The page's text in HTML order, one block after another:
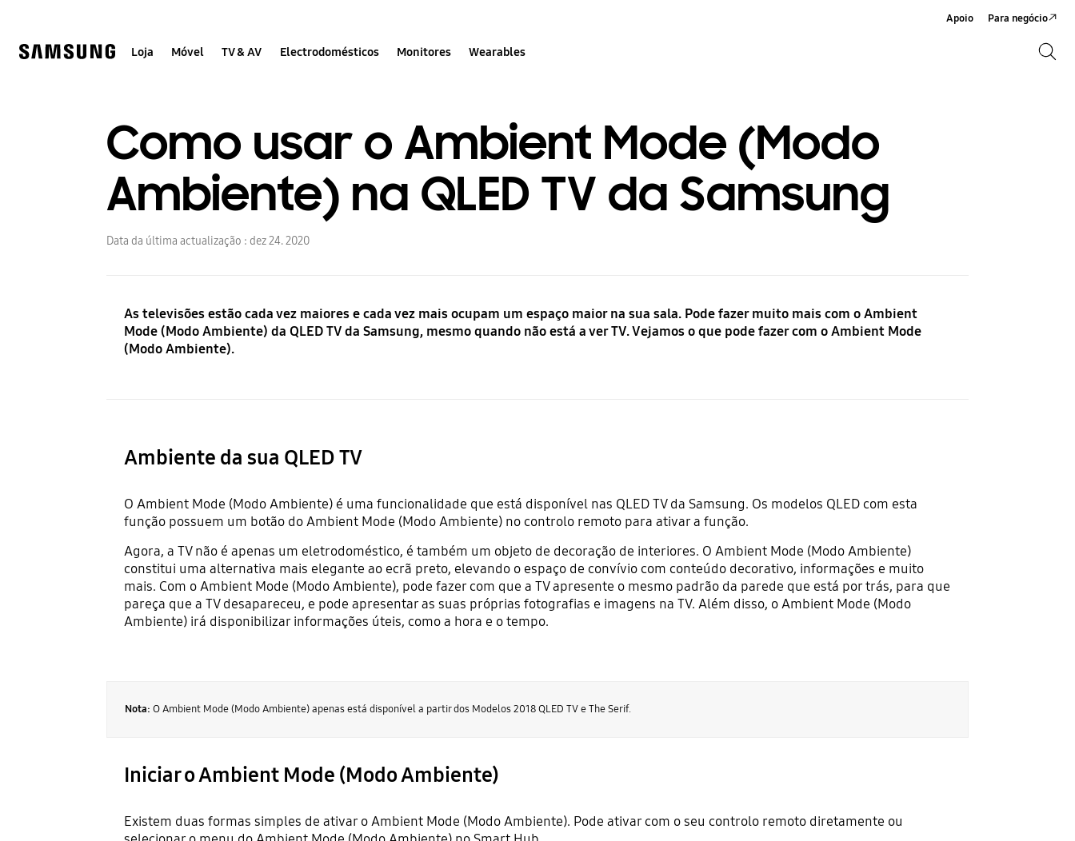
help
Loja Móvel TV & AV Electrodomésticos Monitores Wearables
Apoio Para negócio
Como usar o Ambient Mode (Modo
Ambiente) na QLED TV da Samsung
Data da última actualização : dez 24. 2020
As televisões estão cada vez maiores e cada vez mais ocupam um espaço maior na sua sala. Pode fazer muito mais com o Ambient
Mode (Modo Ambiente) da QLED TV da Samsung, mesmo quando não está a ver TV. Vejamos o que pode fazer com o Ambient Mode
(Modo Ambiente).
Ambiente da sua QLED TV
O Ambient Mode (Modo Ambiente) é uma funcionalidade que está disponível nas QLED TV da Samsung. Os modelos QLED com esta
função possuem um botão do Ambient Mode (Modo Ambiente) no controlo remoto para ativar a função.
Agora, a TV não é apenas um eletrodoméstico, é também um objeto de decoração de interiores. O Ambient Mode (Modo Ambiente)
constitui uma alternativa mais elegante ao ecrã preto, elevando o espaço de convívio com conteúdo decorativo, informações e muito
mais. Com o Ambient Mode (Modo Ambiente), pode fazer com que a TV apresente o mesmo padrão da parede que está por trás, para que
pareça que a TV desapareceu, e pode apresentar as suas próprias fotografias e imagens na TV. Além disso, o Ambient Mode (Modo
Ambiente) irá disponibilizar informações úteis, como a hora e o tempo.
Nota: O Ambient Mode (Modo Ambiente) apenas está disponível a partir dos Modelos 2018 QLED TV e The Serif.
Iniciar o Ambient Mode (Modo Ambiente)
Existem duas formas simples de ativar o Ambient Mode (Modo Ambiente). Pode ativar com o seu controlo remoto diretamente ou